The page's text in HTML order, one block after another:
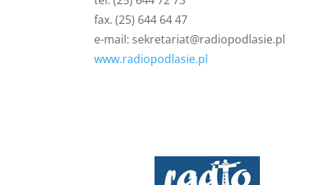
fax. (25) 644 64 47
e-mail: sekretariat@radiopodlasie.pl
www.radiopodlasie.pl